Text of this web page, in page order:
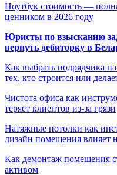
Ноутбук стоимость —
ценником в 2026 году
Юристы по взысканию
вернуть дебиторку в
Как выбрать подрядчика
тех, кто строится или
Чистота офиса как
теряет клиентов из-за грязи
Натяжные потолки как
дизайн помещения влияет
Как демонтаж помещения
активом